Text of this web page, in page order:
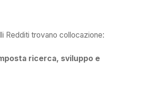
Redditi trovano collocazione:
ricerca, sviluppo e